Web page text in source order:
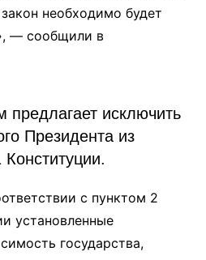
необходимо будет
— сообщили в
исключить
Президента из
Конституции.
с пунктом 2
установленные
государства,